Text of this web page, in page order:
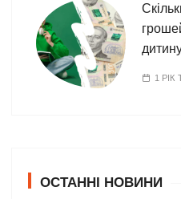
1
ОСТАННІ НОВИНИ